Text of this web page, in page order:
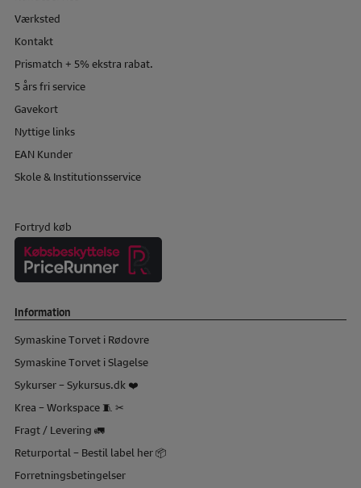
Værksted
Kontakt
Prismatch + 5% ekstra rabat.
5 års fri service
Gavekort
Nyttige links
EAN Kunder
Skole & Institutionsservice
Fortryd køb
Information
Symaskine Torvet i Rødovre
Symaskine Torvet i Slagelse
Sykurser – Sykursus.dk ❤️
Krea – Workspace 🧵 ✂
Fragt / Levering 🚛
Returportal – Bestil label her 📦
Forretningsbetingelser